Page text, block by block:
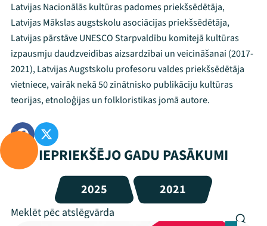
Latvijas Nacionālās kultūras padomes priekšsēdētāja,
Latvijas Mākslas augstskolu asociācijas priekšsēdētāja,
Latvijas pārstāve UNESCO Starpvaldību komitejā kultūras
izpausmju daudzveidības aizsardzībai un veicināšanai (2017-
2021), Latvijas Augstskolu profesoru valdes priekšsēdētāja
vietniece, vairāk nekā 50 zinātnisko publikāciju kultūras
teorijas, etnoloģijas un folkloristikas jomā autore.
IEPRIEKŠĒJO GADU PASĀKUMI
2025 2021